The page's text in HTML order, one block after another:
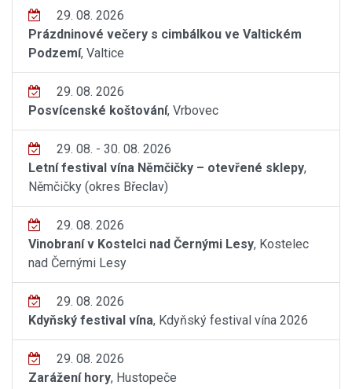
29. 08. 2026
Prázdninové večery s cimbálkou ve Valtickém
Podzemí, Valtice
29. 08. 2026
Posvícenské koštování, Vrbovec
29. 08. - 30. 08. 2026
Letní festival vína Němčičky – otevřené sklepy,
Němčičky (okres Břeclav)
29. 08. 2026
Vinobraní v Kostelci nad Černými Lesy, Kostelec
nad Černými Lesy
29. 08. 2026
Kdyňský festival vína, Kdyňský festival vína 2026
29. 08. 2026
Zarážení hory, Hustopeče